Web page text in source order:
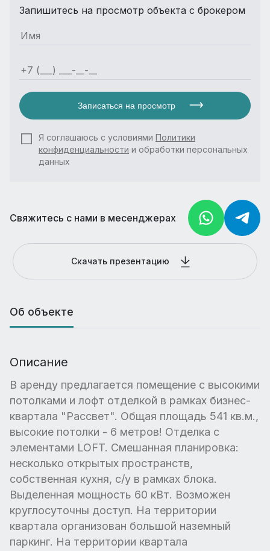
Запишитесь на просмотр объекта с брокером
Записаться на просмотр
Я соглашаюсь с условиями Политики
конфиденциальности и обработки персональных
данных
Свяжитесь с нами в месенджерах
Скачать презентацию
Об объекте
Описание
В аренду предлагается помещение с высокими
потолками и лофт отделкой в рамках бизнес-
квартала "Рассвет". Общая площадь 541 кв.м.,
высокие потолки - 6 метров! Отделка с
элементами LOFT. Смешанная планировка:
несколько открытых пространств,
собственная кухня, с/у в рамках блока.
Выделенная мощность 60 кВт. Возможен
круглосуточны доступ. На территории
квартала организован большой наземный
паркинг. На территории квартала